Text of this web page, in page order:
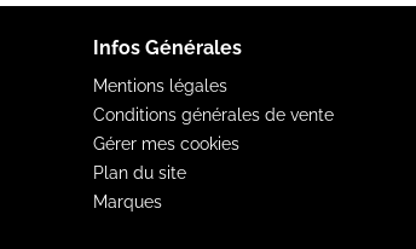
Infos Générales
Mentions légales
Conditions générales de vente
Gérer mes cookies
Plan du site
Marques